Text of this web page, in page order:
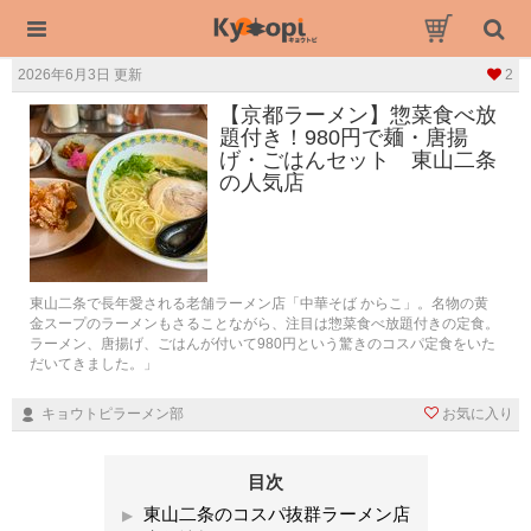
2026年6月3日 更新 2
【京都ラーメン】惣菜食べ放
題付き！980円で麺・唐揚
げ・ごはんセット 東山二条
の人気店
東山二条で長年愛される老舗ラーメン店「中華そば からこ」。名物の黄
金スープのラーメンもさることながら、注目は惣菜食べ放題付きの定食。
ラーメン、唐揚げ、ごはんが付いて980円という驚きのコスパ定食をいた
だいてきました。」
キョウトピラーメン部 お気に入り
目次
東山二条のコスパ抜群ラーメン店